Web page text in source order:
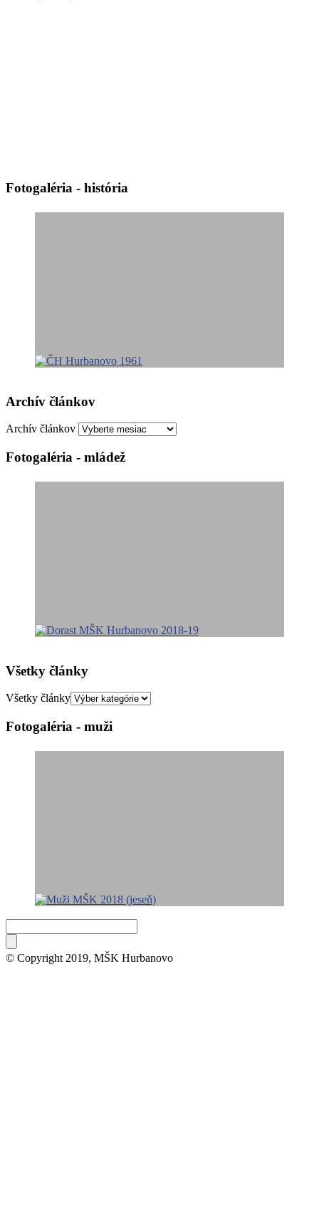
Fotogaléria - história
Archív článkov
Archív článkov
Fotogaléria - mládež
Všetky články
Všetky články
Fotogaléria - muži
© Copyright 2019, MŠK Hurbanovo